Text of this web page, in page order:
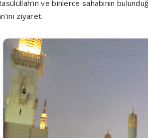
ve binlerce sahabinin
ziyaret.